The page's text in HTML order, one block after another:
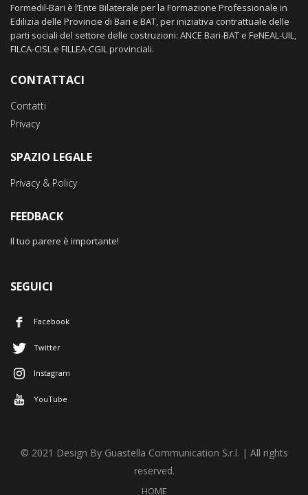
Formedil-Bari è l’Ente Bilaterale per la Formazione Professionale in
Edilizia delle Provincie di Bari e BAT, per iniziativa contrattuale delle
parti sociali del settore delle costruzioni: ANCE Bari-BAT e FeNEAL-UIL,
FILCA-CISL e FILLEA-CGIL provinciali.
CONTATTACI
Contatti
Privacy
SPAZIO LEGALE
Privacy & Policy
FEEDBACK
Il tuo parere è importante!
SEGUICI
Facebook
Twitter
Instagram
YouTube
© 2021 Design By Guastella Communication S.r.l. | All rights
reserved.
HOME